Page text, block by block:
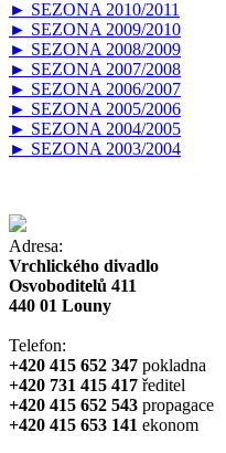
► SEZONA 2010/2011
► SEZONA 2009/2010
► SEZONA 2008/2009
► SEZONA 2007/2008
► SEZONA 2006/2007
► SEZONA 2005/2006
► SEZONA 2004/2005
► SEZONA 2003/2004
Adresa:
Vrchlického divadlo
Osvoboditelů 411
440 01 Louny
Telefon:
+420 415 652 347 pokladna
+420 731 415 417 ředitel
+420 415 652 543 propagace
+420 415 653 141 ekonom